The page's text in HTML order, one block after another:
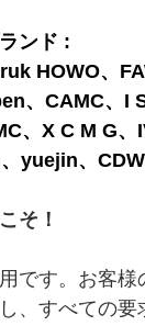
ンド :
HOWO、
、CAMC、I
、X C M G、
yuejin、
そ！
です。お客様
、すべての要